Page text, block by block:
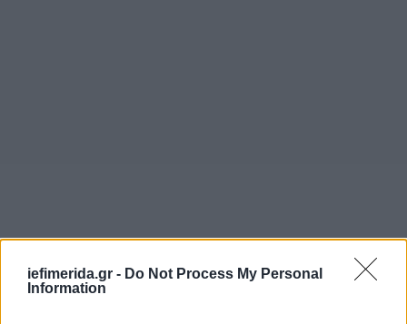
iefimerida.gr - Do Not Process My Personal
Information